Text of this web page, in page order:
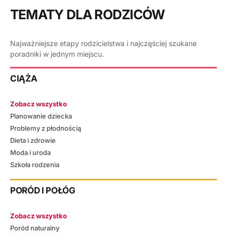
TEMATY DLA RODZICÓW
Najważniejsze etapy rodzicielstwa i najczęściej szukane
poradniki w jednym miejscu.
CIĄŻA
Zobacz wszystko
Planowanie dziecka
Problemy z płodnością
Dieta i zdrowie
Moda i uroda
Szkoła rodzenia
PORÓD I POŁÓG
Zobacz wszystko
Poród naturalny